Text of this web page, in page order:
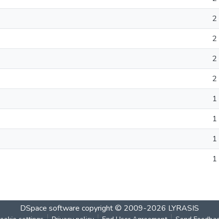
2
2
2
2
1
1
1
1
DSpace software copyright © 2009-2026 LYRASIS